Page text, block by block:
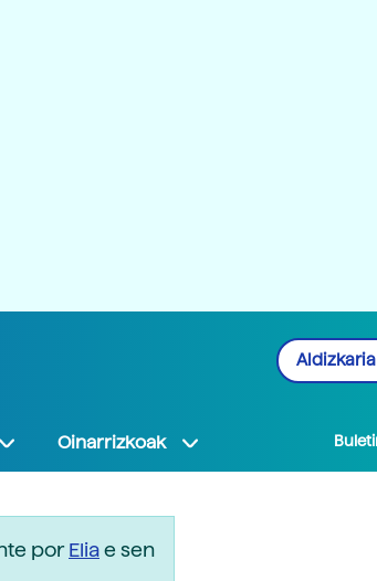
Aldizkaria
Oinarrizkoak
porEliae sen